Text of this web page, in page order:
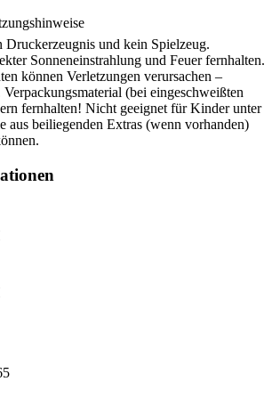
Druckerzeugnis und kein Spielzeug.
Sonneneinstrahlung und Feuer fernhalten.
können Verletzungen verursachen –
(bei eingeschweißten
fernhalten! Nicht geeignet für Kinder unter
aus beiliegenden Extras (wenn vorhanden)